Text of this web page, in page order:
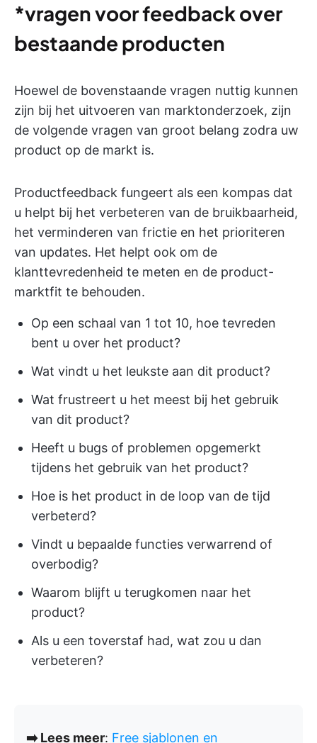
*vragen voor feedback over
bestaande producten
Hoewel de bovenstaande vragen nuttig kunnen
zijn bij het uitvoeren van marktonderzoek, zijn
de volgende vragen van groot belang zodra uw
product op de markt is.
Productfeedback fungeert als een kompas dat
u helpt bij het verbeteren van de bruikbaarheid,
het verminderen van frictie en het prioriteren
van updates. Het helpt ook om de
klanttevredenheid te meten en de product-
marktfit te behouden.
Op een schaal van 1 tot 10, hoe tevreden
bent u over het product?
Wat vindt u het leukste aan dit product?
Wat frustreert u het meest bij het gebruik
van dit product?
Heeft u bugs of problemen opgemerkt
tijdens het gebruik van het product?
Hoe is het product in de loop van de tijd
verbeterd?
Vindt u bepaalde functies verwarrend of
overbodig?
Waarom blijft u terugkomen naar het
product?
Als u een toverstaf had, wat zou u dan
verbeteren?
➡️ Lees meer: Free sjablonen en